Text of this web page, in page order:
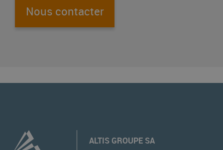
Nous contacter
ALTIS GROUPE SA